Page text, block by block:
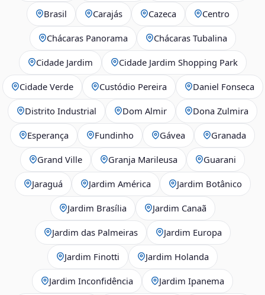
Brasil Carajás Cazeca Centro
Chácaras Panorama Chácaras Tubalina
Cidade Jardim Cidade Jardim Shopping Park
Cidade Verde Custódio Pereira Daniel Fonseca
Distrito Industrial Dom Almir Dona Zulmira
Esperança Fundinho Gávea Granada
Grand Ville Granja Marileusa Guarani
Jaraguá Jardim América Jardim Botânico
Jardim Brasília Jardim Canaã
Jardim das Palmeiras Jardim Europa
Jardim Finotti Jardim Holanda
Jardim Inconfidência Jardim Ipanema